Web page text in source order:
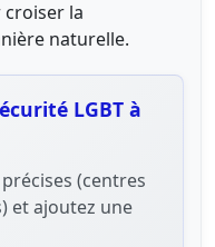
croiser la
naturelle.
LGBT à
(centres
et ajoutez une